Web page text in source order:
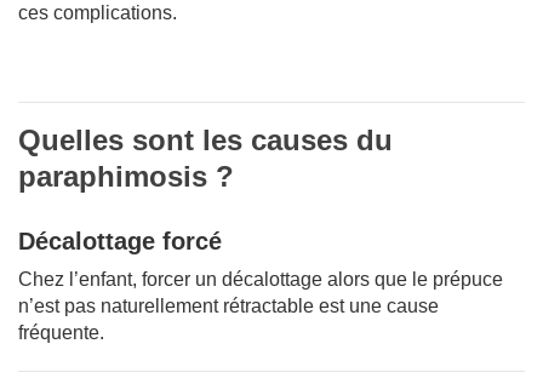
ces complications.
Quelles sont les causes du
paraphimosis ?
Décalottage forcé
Chez l’enfant, forcer un décalottage alors que le prépuce
n’est pas naturellement rétractable est une cause
fréquente.